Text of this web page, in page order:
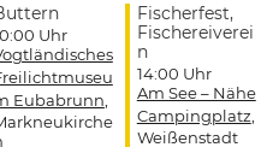
Uhr
Eubabrunn
Fischerfest,
Fischereiverei
n
14:00 Uhr
Am See – Nähe
Campingplatz
Weißenstadt